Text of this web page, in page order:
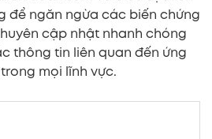
để ngăn ngừa các biến chứng
cập nhật nhanh chóng
thông tin liên quan đến ứng
trong mọi lĩnh vực.